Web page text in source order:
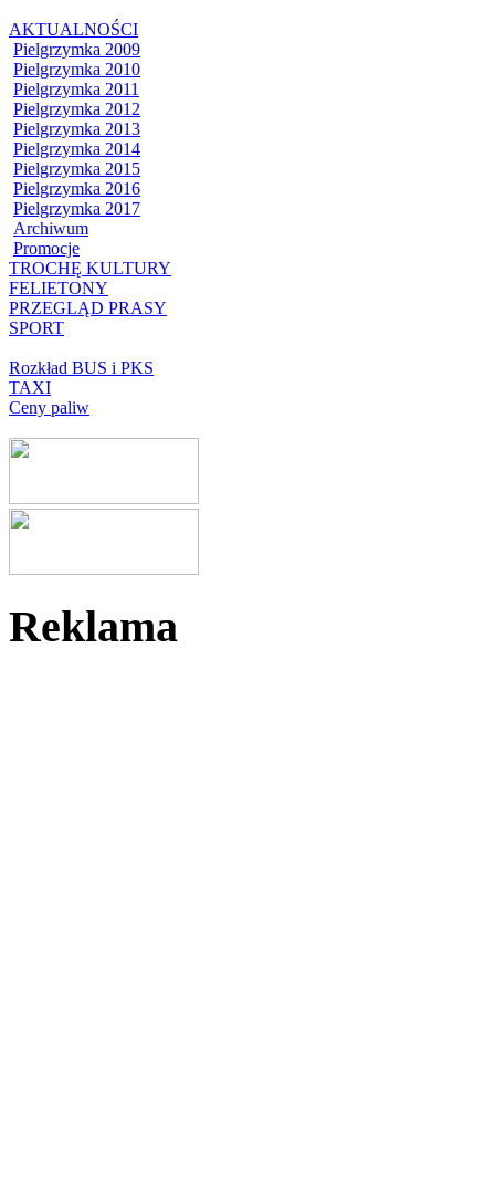
AKTUALNOŚCI
Pielgrzymka 2009
Pielgrzymka 2010
Pielgrzymka 2011
Pielgrzymka 2012
Pielgrzymka 2013
Pielgrzymka 2014
Pielgrzymka 2015
Pielgrzymka 2016
Pielgrzymka 2017
Archiwum
Promocje
TROCHĘ KULTURY
FELIETONY
PRZEGLĄD PRASY
SPORT
Rozkład BUS i PKS
TAXI
Ceny paliw
Reklama